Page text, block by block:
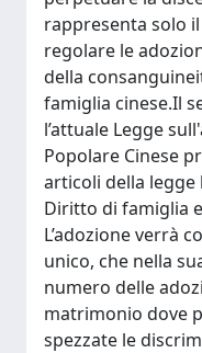
rappresenta solo
regolare le
della
famiglia cinese.Il
l’attuale Legge
Popolare Cinese
articoli della
Diritto di famiglia
L’adozione verrà
unico, che nella
numero delle
matrimonio dove
spezzate le